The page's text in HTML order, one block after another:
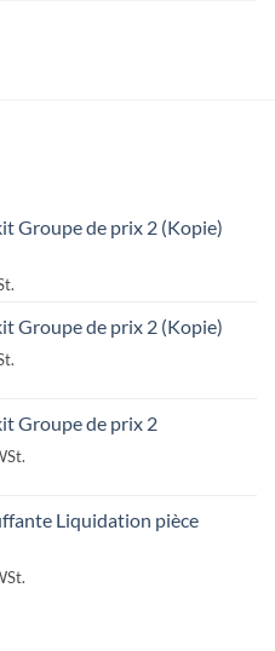
Groupe de prix 2 (Kopie)
Groupe de prix 2 (Kopie)
Groupe de prix 2
Liquidation pièce